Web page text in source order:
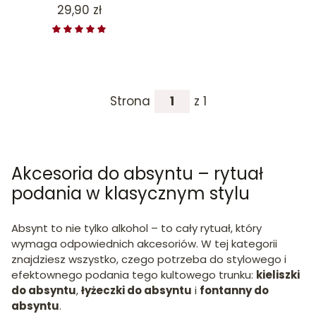
Cena
29,90 zł
Strona z 1
Akcesoria do absyntu – rytuał
podania w klasycznym stylu
Absynt to nie tylko alkohol – to cały rytuał, który
wymaga odpowiednich akcesoriów. W tej kategorii
znajdziesz wszystko, czego potrzeba do stylowego i
efektownego podania tego kultowego trunku: kieliszki
do absyntu,łyżeczki do absyntu i fontanny do
absyntu.